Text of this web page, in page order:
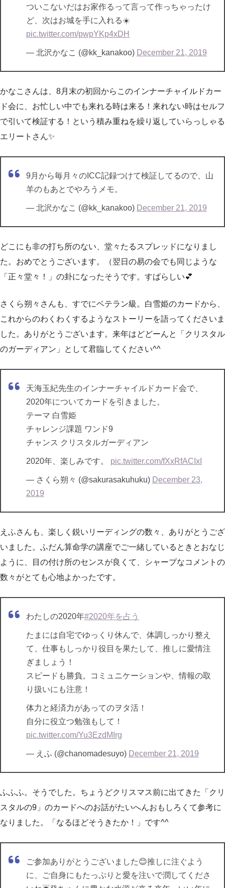
ついこないだはお家作るって言って作っちゃったけ
ど、次はお城を手に入れる☀️
pic.twitter.com/pwpYKp4xDH
— 北沢かなこ (@kk_kanakoo) December 21, 2019
かなこさんは、8月末の初回からこのインナーチャイルドカー
ド会に、お忙しい中でも来れる時は来る！来れない時はセルフ
で引いて検証する！という積み重ねを繰り返していらっしゃる
エリートさん✨
9月から毎月々のICC記録つけて検証してるので、山
羊のもあとでやろうメモ。
— 北沢かなこ (@kk_kanakoo) December 21, 2019
どこにも非の打ち所のない、堂々たるスプレッドになりまし
た。おめでとうございます。（翌日の易の会でも同じような
「正々堂々！」の卦になったそうです。すばらしい💕
さくら朔々さんも、すでにベテラン級。白雪姫のカードから、
これからのわくわくするようなストーリーを語ってくださいま
した。ありがとうございます。来年はどどーんと「クリスタル
のガーディアン」として君臨してください^^
天海玉紀先生のインナーチャイルドカード会で、
2020年についてカードを引きました。
テーマ 白雪姫
チャレンジ課題 ワンド9
チャンス クリスタルガーディアン
2020年、楽しみです。 pic.twitter.com/fXxRfACIxI
— さくら朔々 (@sakurasakuhuku) December 23,
2019
えふさんも、楽しく鋭いリーディングの数々、ありがとうござ
いました。ふだん算命学の講座でご一緒しているときとおなじ
ように、目の付け所のセンスが良くて、シャープなコメントの
数々がとても心地よかったです。
わたしの2020年#2020年を占う
たまには自宅でゆっくり休んで、体調しっかり整え
て、仕事もしっかり役目を果たして、推しに愛情注
ぎましょう！
スピードも勝負。コミュニケーションや、情報の取
り扱いにも注意！
体力と経済力があってのヲタ活！
自分に役立つ勉強もして！
pic.twitter.com/Yu3EzdMIrg
— えふ (@chanomadesuyo) December 21, 2019
ふふふ。そうでした。ちょうどクリスマス前に出てきた「クリ
スタルの9」のカードへのお話がたいへんおもしろくて参考に
なりました。「なるほどそうきたか！」です^^
ご参加ありがとうございました😊推しに注ぐよう
に、ご自身にもたっぷりと愛を注いで潤してくださ